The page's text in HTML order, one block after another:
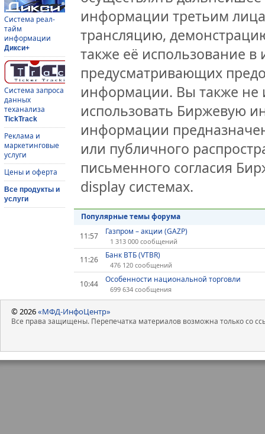
Система реал-
тайм
информации
Дикси+
Система запроса
данных
теханализа
TickTrack
Реклама и
маркетинговые
услуги
Цены и оферта
Все продукты и
услуги
информации третьим
трансляцию,
также её использование
предусматривающих
информации. Вы также не
использовать Биржевую
информации
или публичного
письменного согласия
display системах.
Популярные темы форума
11:57
Газпром – акции (GAZP)
1 313 000 сообщений
11:26 Банк ВТБ (VTBR)
476 120 сообщений
10:44 Особенности национальной торговли
699 634 сообщения
© 2026«МФД-ИнфоЦентр»
Все права защищены. Перепечатка материалов возможна только со